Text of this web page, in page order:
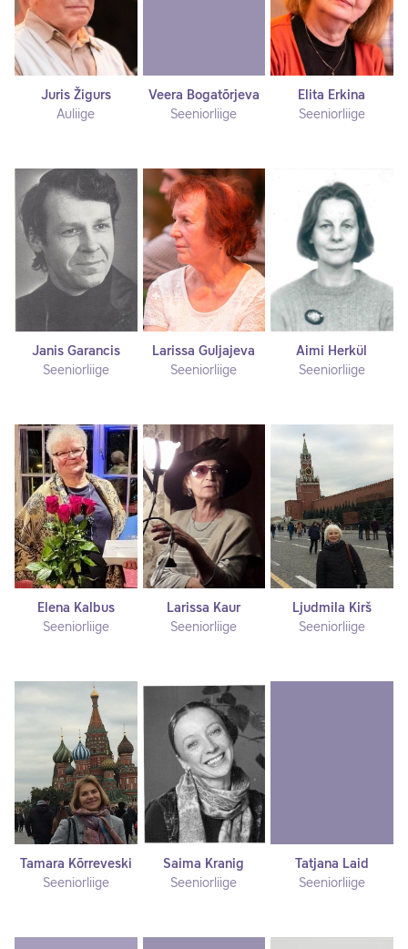
Juris Žigurs
Auliige
Veera Bogatõrjeva
Seeniorliige
Elita Erkina
Seeniorliige
Janis Garancis
Seeniorliige
Larissa Guljajeva
Seeniorliige
Aimi Herkül
Seeniorliige
Elena Kalbus
Seeniorliige
Larissa Kaur
Seeniorliige
Ljudmila Kirš
Seeniorliige
Tamara Kõrreveski
Seeniorliige
Saima Kranig
Seeniorliige
Tatjana Laid
Seeniorliige